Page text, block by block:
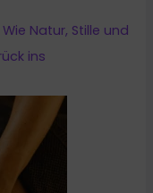
Natur, Stille und
ins